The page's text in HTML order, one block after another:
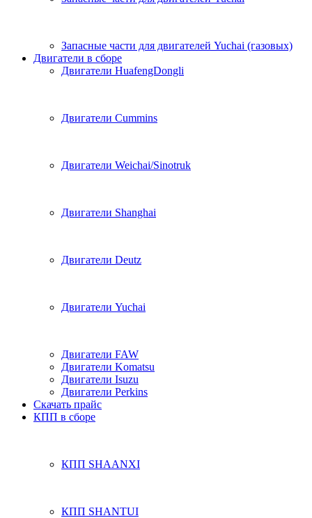
Запасные части для двигателей Yuchai (газовых)
Двигатели в сборе
Двигатели HuafengDongli
Двигатели Cummins
Двигатели Weichai/Sinotruk
Двигатели Shanghai
Двигатели Deutz
Двигатели Yuchai
Двигатели FAW
Двигатели Komatsu
Двигатели Isuzu
Двигатели Perkins
Скачать прайс
КПП в сборе
КПП SHAANXI
КПП SHANTUI